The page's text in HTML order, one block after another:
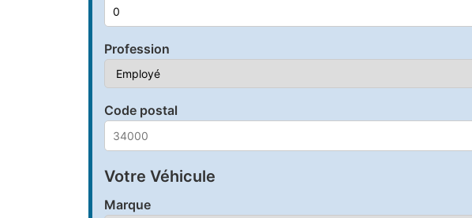
Profession
Code postal
Votre Véhicule
Marque